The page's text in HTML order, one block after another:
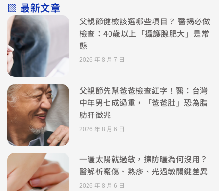
▧ 最新文章
父親節健檢該選哪些項目？ 醫揭必做
檢查：40歲以上「攝護腺肥大」是常
態
2026 年 8 月 7 日
父親節先幫爸爸檢查紅字！醫：台灣
中年男七成過重，「爸爸肚」恐為脂
肪肝徵兆
2026 年 8 月 6 日
一曬太陽就過敏，擦防曬為何沒用？
醫解析曬傷、熱疹、光過敏關鍵差異
2026 年 8 月 6 日